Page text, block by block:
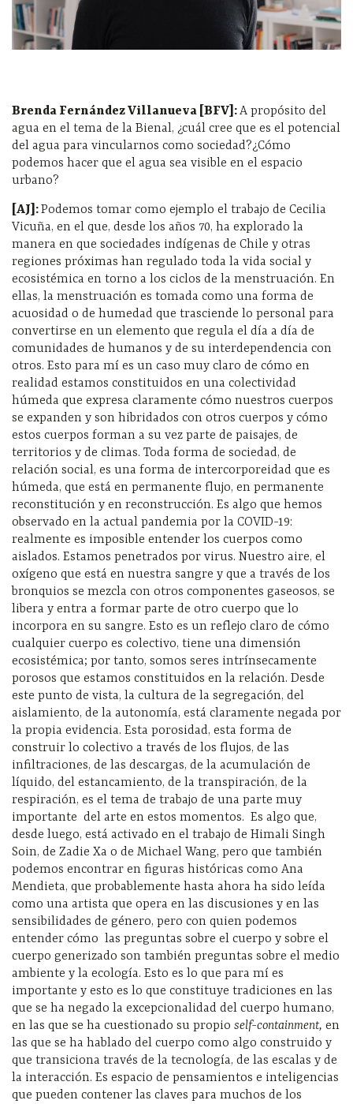
Brenda Fernández Villanueva [BFV]:A propósito del
agua en el tema de la Bienal, ¿cuál cree que es el potencial
del agua para vincularnos como sociedad?¿Cómo
podemos hacer que el agua sea visible en el espacio
urbano?
[AJ]:Podemos tomar como ejemplo el trabajo de Cecilia
Vicuña, en el que, desde los años 70, ha explorado la
manera en que sociedades indígenas de Chile y otras
regiones próximas han regulado toda la vida social y
ecosistémica en torno a los ciclos de la menstruación. En
ellas, la menstruación es tomada como una forma de
acuosidad o de humedad que trasciende lo personal para
convertirse en un elemento que regula el día a día de
comunidades de humanos y de su interdependencia con
otros. Esto para mí es un caso muy claro de cómo en
realidad estamos constituidos en una colectividad
húmeda que expresa claramente cómo nuestros cuerpos
se expanden y son hibridados con otros cuerpos y cómo
estos cuerpos forman a su vez parte de paisajes, de
territorios y de climas. Toda forma de sociedad, de
relación social, es una forma de intercorporeidad que es
húmeda, que está en permanente flujo, en permanente
reconstitución y en reconstrucción. Es algo que hemos
observado en la actual pandemia por la COVID-19:
realmente es imposible entender los cuerpos como
aislados. Estamos penetrados por virus. Nuestro aire, el
oxígeno que está en nuestra sangre y que a través de los
bronquios se mezcla con otros componentes gaseosos, se
libera y entra a formar parte de otro cuerpo que lo
incorpora en su sangre. Esto es un reflejo claro de cómo
cualquier cuerpo es colectivo, tiene una dimensión
ecosistémica; por tanto, somos seres intrínsecamente
porosos que estamos constituidos en la relación. Desde
este punto de vista, la cultura de la segregación, del
aislamiento, de la autonomía, está claramente negada por
la propia evidencia. Esta porosidad, esta forma de
construir lo colectivo a través de los flujos, de las
infiltraciones, de las descargas, de la acumulación de
líquido, del estancamiento, de la transpiración, de la
respiración, es el tema de trabajo de una parte muy
importante del arte en estos momentos. Es algo que,
desde luego, está activado en el trabajo de Himali Singh
Soin, de Zadie Xa o de Michael Wang, pero que también
podemos encontrar en figuras históricas como Ana
Mendieta, que probablemente hasta ahora ha sido leída
como una artista que opera en las discusiones y en las
sensibilidades de género, pero con quien podemos
entender cómo las preguntas sobre el cuerpo y sobre el
cuerpo generizado son también preguntas sobre el medio
ambiente y la ecología. Esto es lo que para mí es
importante y esto es lo que constituye tradiciones en las
que se ha negado la excepcionalidad del cuerpo humano,
en las que se ha cuestionado su propio self-containment, en
las que se ha hablado del cuerpo como algo construido y
que transiciona través de la tecnología, de las escalas y de
la interacción. Es espacio de pensamientos e inteligencias
que pueden contener las claves para muchos de los